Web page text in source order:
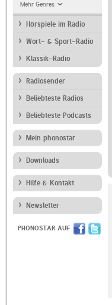
Mehr Genres
Hörspiele im Radio
Wort- & Sport-Radio
Klassik-Radio
Radiosender
Beliebteste Radios
Beliebteste Podcasts
Mein phonostar
Downloads
Hilfe & Kontakt
Newsletter
PHONOSTAR AUF